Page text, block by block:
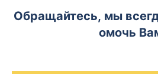
Обращайтесь, мы
омочь